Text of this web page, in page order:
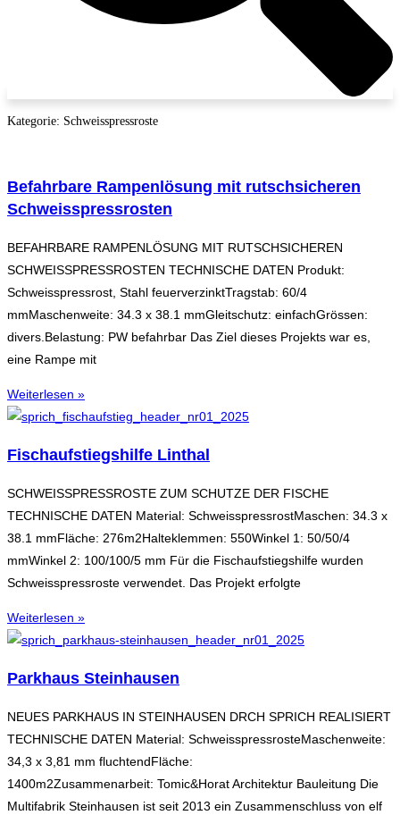
Kategorie: Schweisspressroste
Befahrbare Rampenlösung mit rutschsicheren
Schweisspressrosten
BEFAHRBARE RAMPENLÖSUNG MIT RUTSCHSICHEREN
SCHWEISSPRESSROSTEN TECHNISCHE DATEN Produkt:
Schweisspressrost, Stahl feuerverzinktTragstab: 60/4
mmMaschenweite: 34.3 x 38.1 mmGleitschutz: einfachGrössen:
divers.Belastung: PW befahrbar Das Ziel dieses Projekts war es,
eine Rampe mit
Weiterlesen »
Fischaufstiegshilfe Linthal
SCHWEISSPRESSROSTE ZUM SCHUTZE DER FISCHE
TECHNISCHE DATEN Material: SchweisspressrostMaschen: 34.3 x
38.1 mmFläche: 276m2Halteklemmen: 550Winkel 1: 50/50/4
mmWinkel 2: 100/100/5 mm Für die Fischaufstiegshilfe wurden
Schweisspressroste verwendet. Das Projekt erfolgte
Weiterlesen »
Parkhaus Steinhausen
NEUES PARKHAUS IN STEINHAUSEN DRCH SPRICH REALISIERT
TECHNISCHE DATEN Material: SchweisspressrosteMaschenweite:
34,3 x 3,81 mm fluchtendFläche:
1400m2Zusammenarbeit: Tomic&Horat Architektur Bauleitung Die
Multifabrik Steinhausen ist seit 2013 ein Zusammenschluss von elf